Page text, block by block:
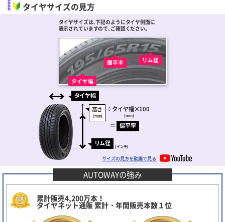
タイヤサイズの見方
タイヤサイズは､下記のようにタイヤ側面に
表示されていますので､ご確認ください。
タイヤ幅
偏平率 リム径
タイヤ幅
高さ
(mm)
÷タイヤ幅
(mm)
×100
＝ 偏平率
リム径 (インチ)
サイズの見方を動画で見る
AUTOWAYの強み
累計販売4,200万本！
タイヤネット通販 累計・年間販売本数１位